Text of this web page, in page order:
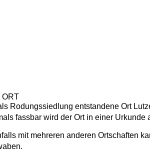
ORT
Rodungssiedlung entstandene Ort
fassbar wird der Ort in einer Urkunde
mit mehreren anderen Ortschaften